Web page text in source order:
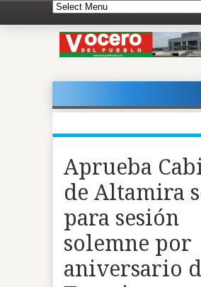
Aprueba
de Altamira
para sesión
solemne por
aniversario